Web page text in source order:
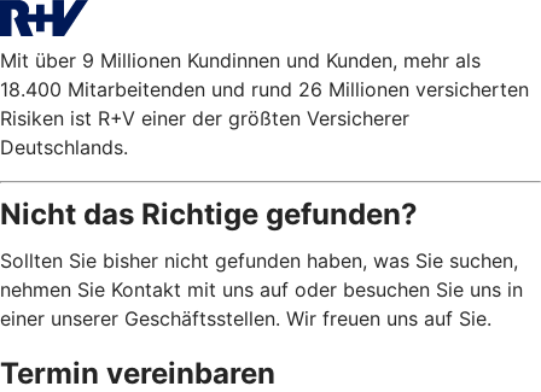
Mit über 9 Millionen Kundinnen und Kunden, mehr als
18.400 Mitarbeitenden und rund 26 Millionen versicherten
Risiken ist R+V einer der größten Versicherer
Deutschlands.
Nicht das Richtige gefunden?
Sollten Sie bisher nicht gefunden haben, was Sie suchen,
nehmen Sie Kontakt mit uns auf oder besuchen Sie uns in
einer unserer Geschäftsstellen. Wir freuen uns auf Sie.
Termin vereinbaren